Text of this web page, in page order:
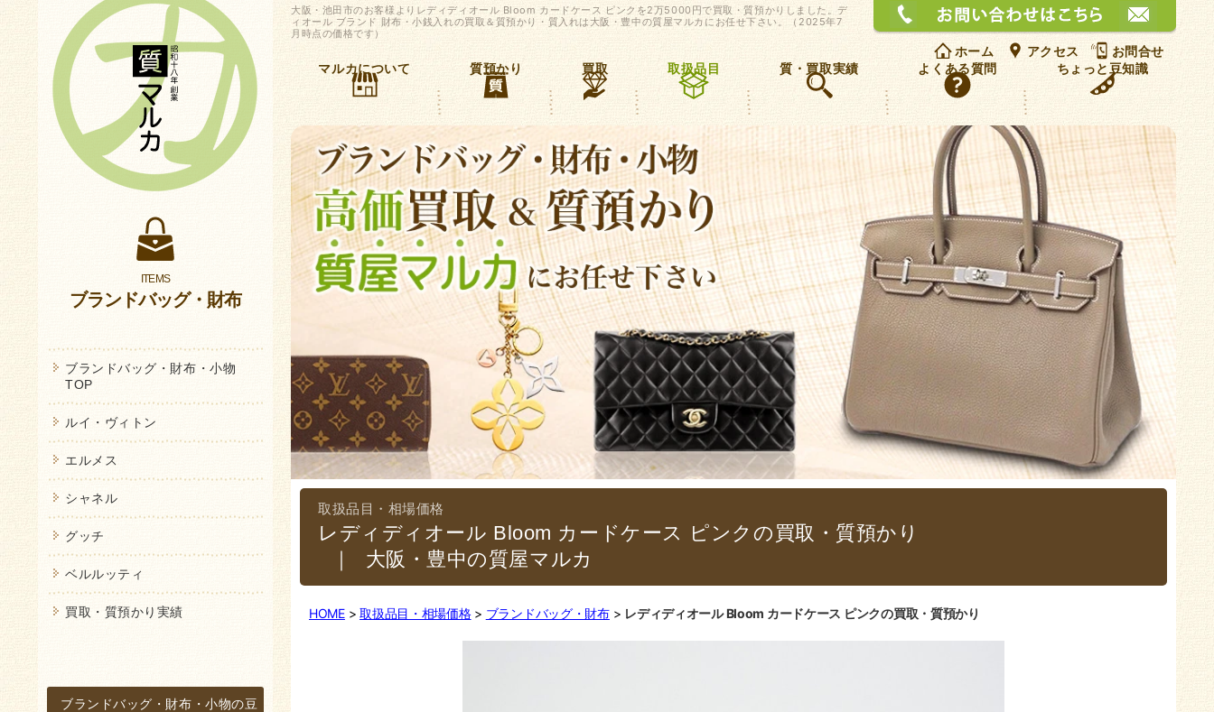
大阪・池田市のお客様よりレディディオール Bloom カードケース ピンクを2万5000円で買取・質預かりしました。デ
ィオール ブランド 財布・小銭入れの買取＆質預かり・質入れは大阪・豊中の質屋マルカにお任せ下さい。（2025年7
月時点の価格です）
ホーム アクセス
お問合せ
マルカについて
質預かり 買取 取扱品目 質・買取実績 よくある質問 ちょっと豆知識
レディディオール Bloom カードケース ピンクの買取・質預かり
｜大阪・豊中の質屋マルカ
HOME 取扱品目・相場価格 ブランドバッグ・財布 レディディオール Bloom カードケース ピンクの買取・質預かり
ブランドバッグ・財布
ブランドバッグ・財布・小物
TOP
ルイ・ヴィトン
エルメス
シャネル
グッチ
ベルルッティ
買取・質預かり実績
ブランドバッグ・財布・小物の豆